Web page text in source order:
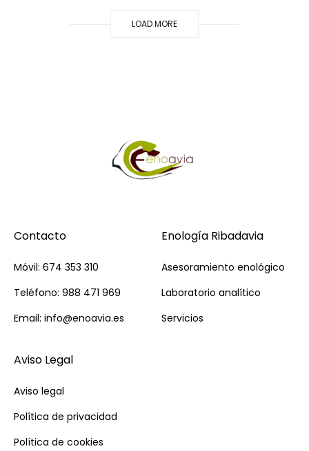
LOAD MORE
Contacto
Móvil: 674 353 310
Teléfono: 988 471 969
Email: info@enoavia.es
Enología Ribadavia
Asesoramiento enológico
Laboratorio analítico
Servicios
Aviso Legal
Aviso legal
Política de privacidad
Política de cookies